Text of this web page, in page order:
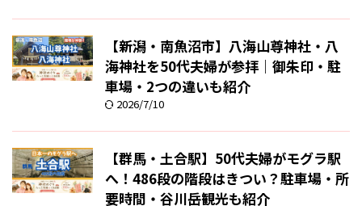
【新潟・南魚沼市】八海山尊神社・八
海神社を50代夫婦が参拝｜御朱印・駐
車場・2つの違いも紹介
2026/7/10
【群馬・土合駅】50代夫婦がモグラ駅
へ！486段の階段はきつい？駐車場・所
要時間・谷川岳観光も紹介